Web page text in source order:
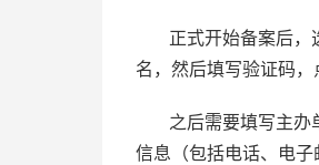
正式开始备案后
名，然后填写验证码，
之后需要填写主
信息（包括电话、电子